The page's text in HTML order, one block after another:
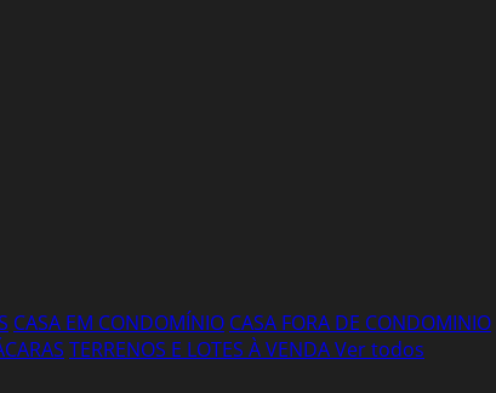
CASA EM CONDOMÍNIO CASA FORA DE CONDOMINIO
TERRENOS E LOTES À VENDAVer todos